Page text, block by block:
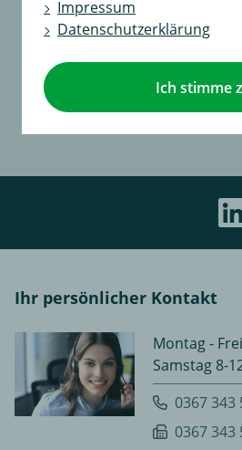
Rabatte, Aktionen &
Solaranlage
TecDoc
Ihr persönlicher Kontakt
Montag -
Samstag 8-
0367 343
0367 343
Impressum
Datenschutzerklärung
Ich stimme